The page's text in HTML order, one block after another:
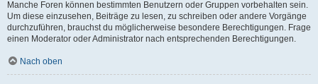
Manche Foren können bestimmten Benutzern oder Gruppen vorbehalten sein.
Um diese einzusehen, Beiträge zu lesen, zu schreiben oder andere Vorgänge
durchzuführen, brauchst du möglicherweise besondere Berechtigungen. Frage
einen Moderator oder Administrator nach entsprechenden Berechtigungen.
Nach oben